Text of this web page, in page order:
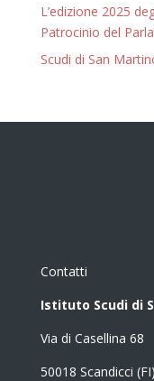
L’edizione 2025
Patrocinio del
Scudi di San
Contatti
Istituto Scudi di
Via di Casellina 68
50018 Scandicci (FI)